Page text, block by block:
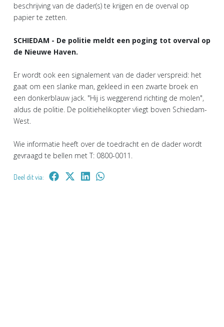
beschrijving van de dader(s) te krijgen en de overval op
papier te zetten.
SCHIEDAM - De politie meldt een poging tot overval op
de Nieuwe Haven.
Er wordt ook een signalement van de dader verspreid: het
gaat om een slanke man, gekleed in een zwarte broek en
een donkerblauw jack. "Hij is weggerend richting de molen",
aldus de politie. De politiehelikopter vliegt boven Schiedam-
West.
Wie informatie heeft over de toedracht en de dader wordt
gevraagd te bellen met T: 0800-0011.
Deel dit via: